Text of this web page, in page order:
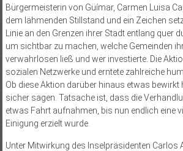
Bürgermeisterin von Güímar, Carmen Luisa
dem lähmenden Stillstand und ein Zeichen
Linie an den Grenzen ihrer Stadt entlang quer
um sichtbar zu machen, welche Gemeinden
verwahrlosen ließ und wer investierte. Die
sozialen Netzwerke und erntete zahlreiche
Ob diese Aktion darüber hinaus etwas
sicher sagen. Tatsache ist, dass die
etwas Fahrt aufnahmen, bis nun endlich eine
Einigung erzielt wurde.
Unter Mitwirkung des Inselpräsidenten Carlos